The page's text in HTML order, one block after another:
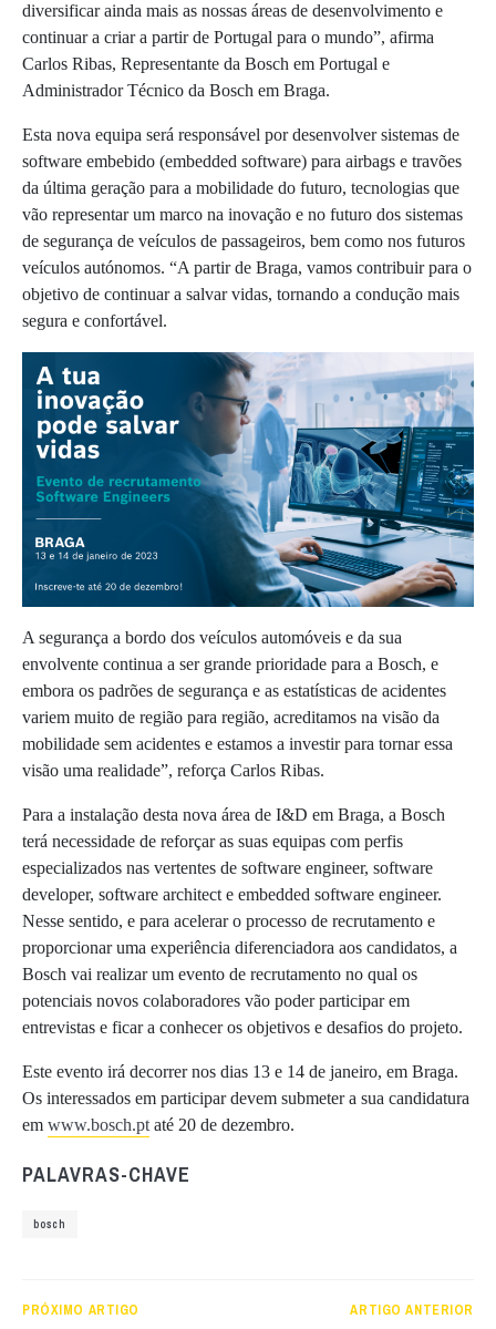
diversificar ainda mais as nossas áreas de desenvolvimento e
continuar a criar a partir de Portugal para o mundo”, afirma
Carlos Ribas, Representante da Bosch em Portugal e
Administrador Técnico da Bosch em Braga.
Esta nova equipa será responsável por desenvolver sistemas de
software embebido (embedded software) para airbags e travões
da última geração para a mobilidade do futuro, tecnologias que
vão representar um marco na inovação e no futuro dos sistemas
de segurança de veículos de passageiros, bem como nos futuros
veículos autónomos. “A partir de Braga, vamos contribuir para o
objetivo de continuar a salvar vidas, tornando a condução mais
segura e confortável.
A segurança a bordo dos veículos automóveis e da sua
envolvente continua a ser grande prioridade para a Bosch, e
embora os padrões de segurança e as estatísticas de acidentes
variem muito de região para região, acreditamos na visão da
mobilidade sem acidentes e estamos a investir para tornar essa
visão uma realidade”, reforça Carlos Ribas.
Para a instalação desta nova área de I&D em Braga, a Bosch
terá necessidade de reforçar as suas equipas com perfis
especializados nas vertentes de software engineer, software
developer, software architect e embedded software engineer.
Nesse sentido, e para acelerar o processo de recrutamento e
proporcionar uma experiência diferenciadora aos candidatos, a
Bosch vai realizar um evento de recrutamento no qual os
potenciais novos colaboradores vão poder participar em
entrevistas e ficar a conhecer os objetivos e desafios do projeto.
Este evento irá decorrer nos dias 13 e 14 de janeiro, em Braga.
Os interessados em participar devem submeter a sua candidatura
em www.bosch.pt até 20 de dezembro.
PALAVRAS-CHAVE
bosch
PRÓXIMO ARTIGO ARTIGO ANTERIOR